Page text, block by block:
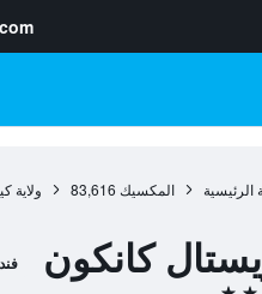
الرئيسية المكسيك 83,616 ولاية
كانكون